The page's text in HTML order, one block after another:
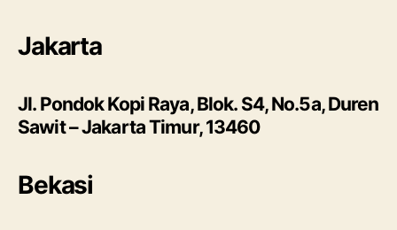
Jakarta
Jl. Pondok Kopi Raya, Blok. S4, No.5a, Duren
Sawit – Jakarta Timur, 13460
Bekasi